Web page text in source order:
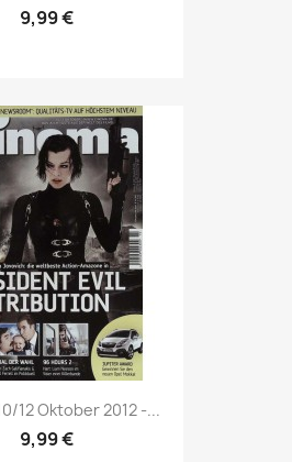
9,99 €
Vorschau
12 Oktober 2012 -...
9,99 €